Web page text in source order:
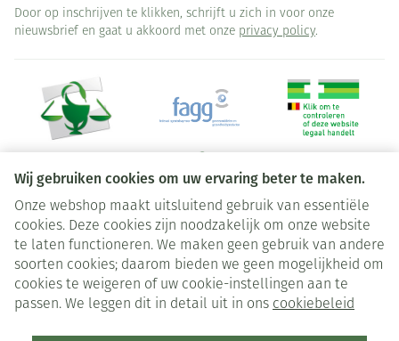
Wij gebruiken cookies om uw ervaring beter te maken.
Onze webshop maakt uitsluitend gebruik van essentiële
cookies. Deze cookies zijn noodzakelijk om onze website
te laten functioneren. We maken geen gebruik van andere
soorten cookies; daarom bieden we geen mogelijkheid om
cookies te weigeren of uw cookie-instellingen aan te
passen. We leggen dit in detail uit in ons cookiebeleid
Door op inschrijven te klikken, schrijft u zich in voor onze
nieuwsbrief en gaat u akkoord met onze privacy policy.
Juridische links